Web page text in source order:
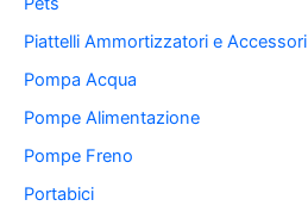
Piattelli Ammortizzatori e Accessori
Pompa Acqua
Pompe Alimentazione
Pompe Freno
Portabici